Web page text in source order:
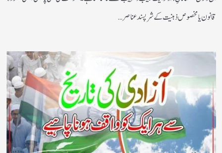
قانون یا مخصوص ذہنیت کے شرپسند عناصر…